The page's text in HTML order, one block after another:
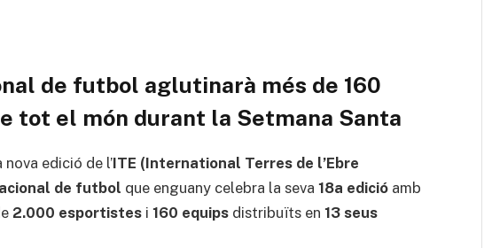
de futbol aglutinarà més de 160
tot el món durant la Setmana Santa
edició de l’ITE (International Terres de l’Ebre
de futbol que enguany celebra la seva 18a edició amb
2.000 esportistes i 160 equips distribuïts en 13 seus